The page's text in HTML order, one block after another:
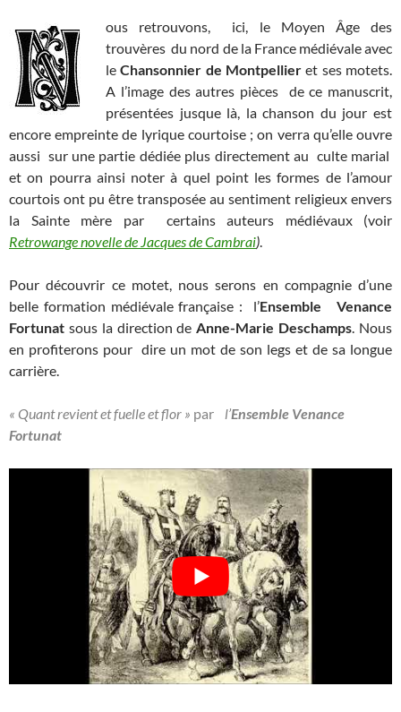
ous retrouvons, ici, le Moyen Âge des
trouvères du nord de la France médiévale avec
leChansonnier de Montpellier et ses motets.
A l’image des autres pièces de ce manuscrit,
présentées jusque là, la chanson du jour est
encore empreinte de lyrique courtoise ; on verra qu’elle ouvre
aussi sur une partie dédiée plus directement au culte marial
et on pourra ainsi noter à quel point les formes de l’amour
courtois ont pu être transposée au sentiment religieux envers
la Sainte mère par certains auteurs médiévaux (voir
Retrowange novelle de Jacques de Cambrai).
Pour découvrir ce motet, nous serons en compagnie d’une
belle formation médiévale française : l’Ensemble Venance
Fortunat sous la direction deAnne-Marie Deschamps. Nous
en profiterons pour dire un mot de son legs et de sa longue
carrière.
« Quant revient et fuelle et flor » par l’Ensemble Venance
Fortunat